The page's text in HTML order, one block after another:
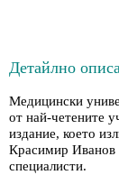
Детайлно
Медицински
от най-четените
издание, което
Красимир Иванов
специалисти.